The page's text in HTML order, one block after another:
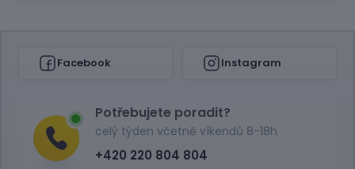
Facebook Instagram
Potřebujete poradit?
celý týden včetně víkendů 8-18h
+420 220 804 804